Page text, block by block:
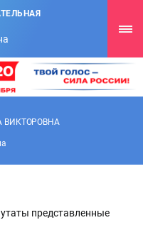
ВИКТОРОВНА
представленные